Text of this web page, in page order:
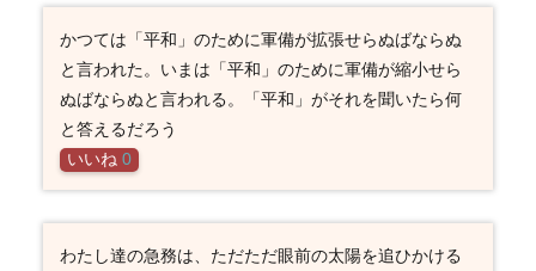
かつては「平和」のために軍備が拡張せらぬばならぬ
と言われた。いまは「平和」のために軍備が縮小せら
ぬばならぬと言われる。「平和」がそれを聞いたら何
と答えるだろう
いいね 0
わたし達の急務は、ただただ眼前の太陽を追ひかける